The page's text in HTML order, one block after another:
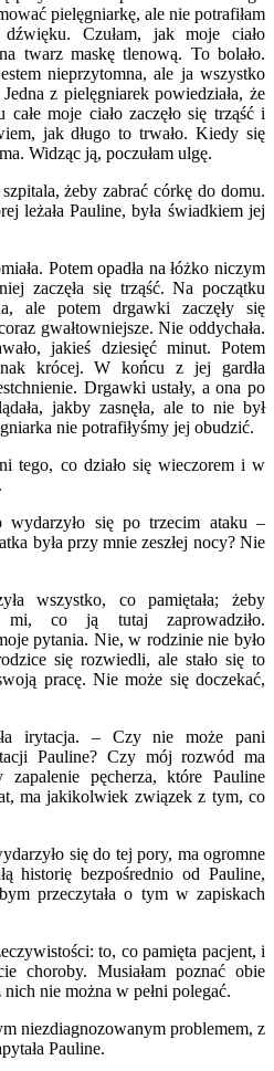
pielęgniarkę, ale nie potrafiłam
Czułam, jak moje ciało
twarz maskę tlenową. To bolało.
nieprzytomna, ale ja wszystko
z pielęgniarek powiedziała, że
moje ciało zaczęło się trząść i
jak długo to trwało. Kiedy się
Widząc ją, poczułam ulgę.
żeby zabrać córkę do domu.
leżała Pauline, była świadkiem jej
Potem opadła na łóżko niczym
zaczęła się trząść. Na początku
ale potem drgawki zaczęły się
gwałtowniejsze. Nie oddychała.
jakieś dziesięć minut. Potem
krócej. W końcu z jej gardła
Drgawki ustały, a ona po
jakby zasnęła, ale to nie był
nie potrafiłyśmy jej obudzić.
tego, co działo się wieczorem i w
wydarzyło się po trzecim ataku –
była przy mnie zeszłej nocy? Nie
wszystko, co pamiętała; żeby
mi, co ją tutaj zaprowadziło.
pytania. Nie, w rodzinie nie było
się rozwiedli, ale stało się to
pracę. Nie może się doczekać,
irytacja. – Czy nie może pani
Pauline? Czy mój rozwód ma
zapalenie pęcherza, które Pauline
ma jakikolwiek związek z tym, co
się do tej pory, ma ogromne
historię bezpośrednio od Pauline,
przeczytała o tym w zapiskach
to, co pamięta pacjent, i
choroby. Musiałam poznać obie
nie można w pełni polegać.
niezdiagnozowanym problemem, z
Pauline.